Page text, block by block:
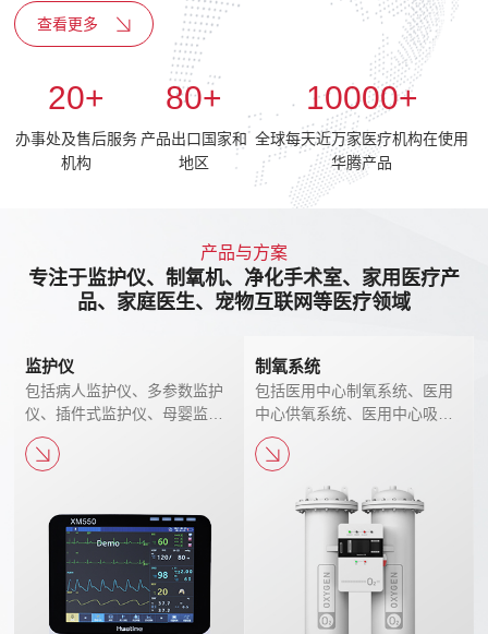
查看更多
20+
办事处及售后服务
机构
80+
产品出口国家和
地区
10000+
全球每天近万家医疗机构在使用
华腾产品
产品与方案
专注于监护仪、制氧机、净化手术室、家用医疗产
品、家庭医生、宠物互联网等医疗领域
监护仪
包括病人监护仪、多参数监护
仪、插件式监护仪、母婴监护
仪、HT中央监护系统、兽用监
护仪
制氧系统
包括医用中心制氧系统、医用
中心供氧系统、医用中心吸氧
系统、医用护理系统